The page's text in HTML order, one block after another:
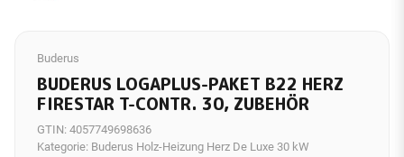
Buderus
BUDERUS LOGAPLUS-PAKET B22 HERZ
FIRESTAR T-CONTR. 30, ZUBEHÖR
GTIN: 4057749698636
Kategorie: Buderus Holz-Heizung Herz De Luxe 30 kW